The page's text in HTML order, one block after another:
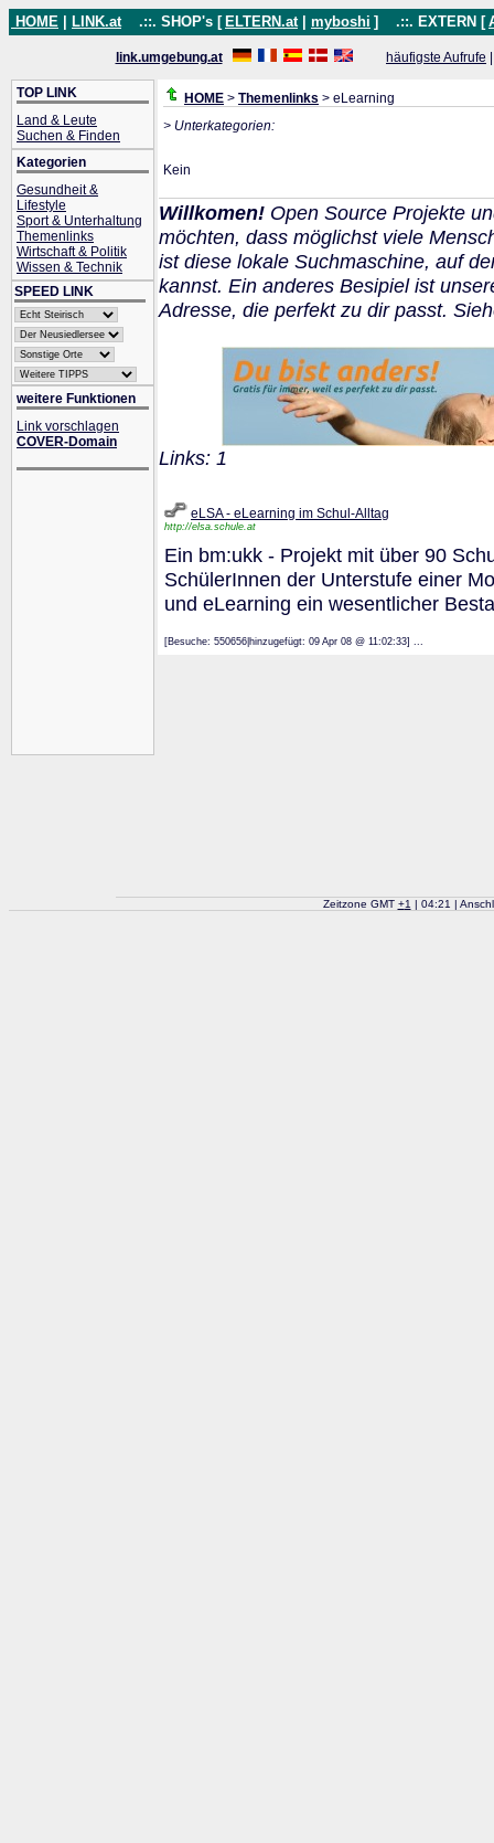
HOME LINK.at .::. SHOP's [ ELTERN.at myboshi ] .::. EXTERN [
link.umgebung.at häufigste Aufrufe
TOP LINK
Land & Leute
Suchen & Finden
Kategorien
Gesundheit &
Lifestyle
Sport & Unterhaltung
Themenlinks
Wirtschaft & Politik
Wissen & Technik
SPEED LINK
weitere Funktionen
Link vorschlagen
COVER-Domain
HOME > Themenlinks > eLearning
> Unterkategorien:
Kein
Willkomen! Open Source Projekte
möchten, dass möglichst viele
ist diese lokale Suchmaschine, auf
kannst. Ein anderes Besipiel ist
Adresse, die perfekt zu dir passt.
Links: 1
eLSA - eLearning im Schul-Alltag
http://elsa.schule.at
Ein bm:ukk - Projekt mit über 90
SchülerInnen der Unterstufe einer
und eLearning ein wesentlicher
[Besuche: 550656|hinzugefügt: 09 Apr 08 @ 11:02:33] ...
Zeitzone GMT +1 | 04:21 |